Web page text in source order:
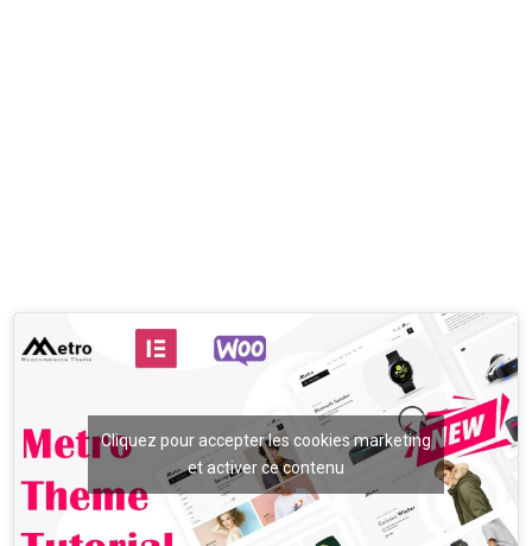
Cliquez pour accepter les cookies marketing
et activer ce contenu